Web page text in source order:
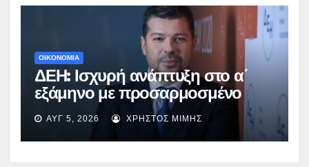
ΟΙΚΟΝΟΜΙΑ
ΔΕΗ: Ισχυρή ανάπτυξη στο α΄
εξάμηνο με προσαρμοσμένο
EBITDA στα €1,2 δισ.
ΑΥΓ 5, 2026 ΧΡΉΣΤΟΣ ΜΊΜΗΣ